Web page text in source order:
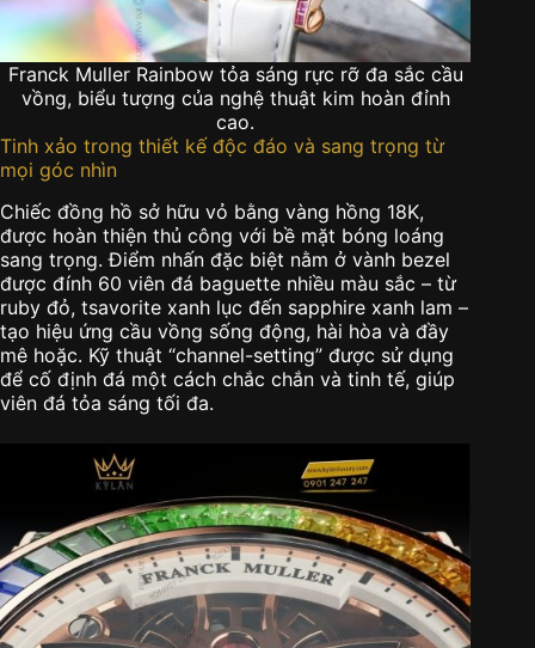
Franck Muller Rainbow tỏa sáng rực rỡ đa sắc cầu
vồng, biểu tượng của nghệ thuật kim hoàn đỉnh
cao.
Tinh xảo trong thiết kế độc đáo và sang trọng từ
mọi góc nhìn
Chiếc đồng hồ sở hữu vỏ bằng vàng hồng 18K,
được hoàn thiện thủ công với bề mặt bóng loáng
sang trọng. Điểm nhấn đặc biệt nằm ở vành bezel
được đính 60 viên đá baguette nhiều màu sắc – từ
ruby đỏ, tsavorite xanh lục đến sapphire xanh lam –
tạo hiệu ứng cầu vồng sống động, hài hòa và đầy
mê hoặc. Kỹ thuật “channel-setting” được sử dụng
để cố định đá một cách chắc chắn và tinh tế, giúp
viên đá tỏa sáng tối đa.